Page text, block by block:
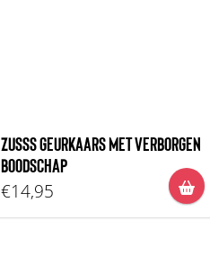
ZUSSS GEURKAARS MET VERBORGEN
BOODSCHAP
€14,95